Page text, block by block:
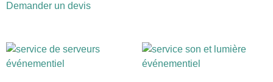
Demander un devis